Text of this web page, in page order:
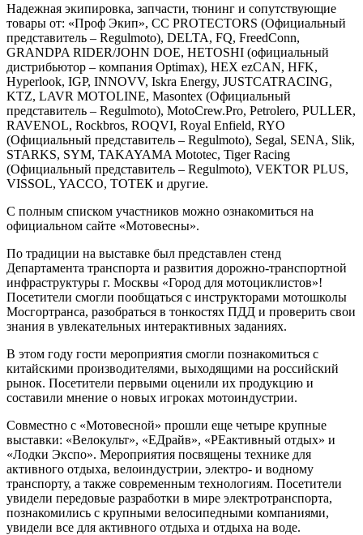
Надежная экипировка, запчасти, тюнинг и сопутствующие
товары от: «Проф Экип», CC PROTECTORS (Официальный
представитель – Regulmoto), DELTA, FQ, FreedConn,
GRANDPA RIDER/JOHN DOE, HETOSHI (официальный
дистрибьютор – компания Optimax), HEX ezCAN, HFK,
Hyperlook, IGP, INNOVV, Iskra Energy, JUSTCATRACING,
KTZ, LAVR MOTOLINE, Masontex (Официальный
представитель – Regulmoto), MotoCrew.Pro, Petrolero, PULLER,
RAVENOL, Rockbros, ROQVI, Royal Enfield, RYO
(Официальный представитель – Regulmoto), Segal, SENA, Slik,
STARKS, SYM, TAKAYAMA Mototec, Tiger Racing
(Официальный представитель – Regulmoto), VEKTOR PLUS,
VISSOL, YACCO, ТОТЕК и другие.
С полным списком участников можно ознакомиться на
официальном сайте «Мотовесны».
По традиции на выставке был представлен стенд
Департамента транспорта и развития дорожно-транспортной
инфраструктуры г. Москвы «Город для мотоциклистов»!
Посетители смогли пообщаться с инструкторами мотошколы
Мосгортранса, разобраться в тонкостях ПДД и проверить свои
знания в увлекательных интерактивных заданиях.
В этом году гости мероприятия смогли познакомиться с
китайскими производителями, выходящими на российский
рынок. Посетители первыми оценили их продукцию и
составили мнение о новых игроках мотоиндустрии.
Совместно с «Мотовесной» прошли еще четыре крупные
выставки: «Велокульт», «ЕДрайв», «РЕактивный отдых» и
«Лодки Экспо». Мероприятия посвящены технике для
активного отдыха, велоиндустрии, электро- и водному
транспорту, а также современным технологиям. Посетители
увидели передовые разработки в мире электротранспорта,
познакомились с крупными велосипедными компаниями,
увидели все для активного отдыха и отдыха на воде.